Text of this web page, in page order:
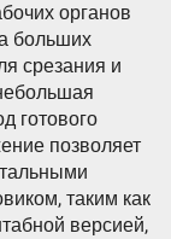
органов
больших
срезания и
готового
позволяет
таким как
версией,